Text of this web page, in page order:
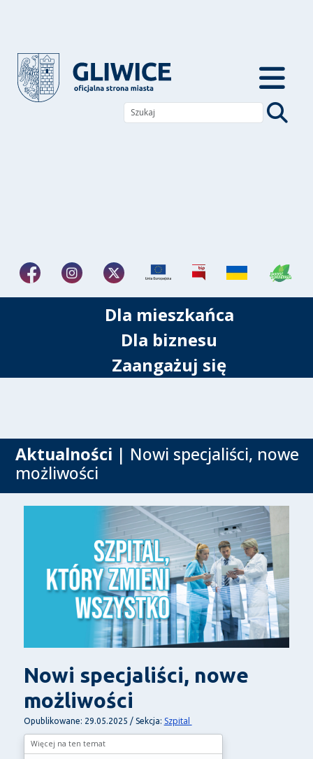
Dla mieszkańca
Dla biznesu
Zaangażuj się
Aktualności | Nowi specjaliści, nowe
możliwości
Nowi specjaliści, nowe
możliwości
Opublikowane: 29.05.2025 / Sekcja: Szpital
Więcej na ten temat